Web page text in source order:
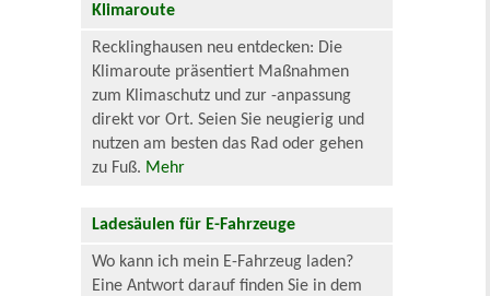
Klimaroute
Recklinghausen neu entdecken: Die
Klimaroute präsentiert Maßnahmen
zum Klimaschutz und zur -anpassung
direkt vor Ort. Seien Sie neugierig und
nutzen am besten das Rad oder gehen
zu Fuß. Mehr
Ladesäulen für E-Fahrzeuge
Wo kann ich mein E-Fahrzeug laden?
Eine Antwort darauf finden Sie in dem